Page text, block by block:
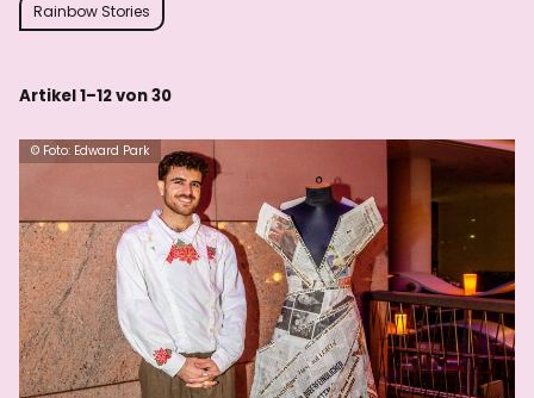
Rainbow Stories
Artikel 1–12 von 30
© Foto: Edward Park